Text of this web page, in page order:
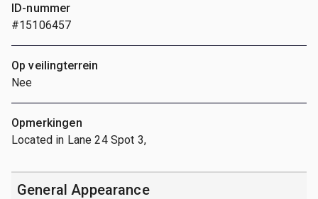
ID-nummer
#15106457
Op veilingterrein
Nee
Opmerkingen
Located in Lane 24 Spot 3,
General Appearance